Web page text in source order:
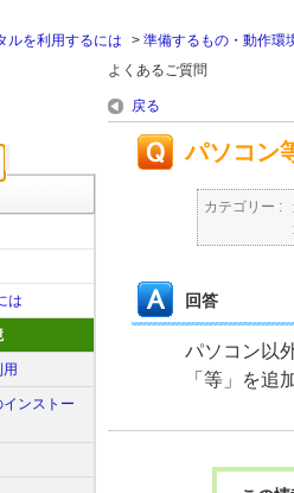
ルを利用するには > 準備するもの・動作環
は
ンストー
よくあるご質問
戻る
パソコン
カテゴリー :
回答
パソコン以
「等」を追